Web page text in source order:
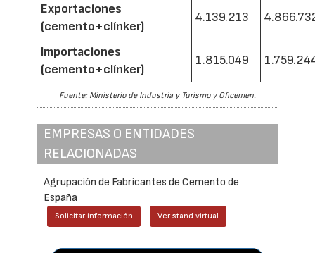
Exportaciones
(cemento+clínker)
4.139.213
Importaciones
(cemento+clínker)
1.815.049
Fuente: Ministerio de Industria y Turismo y Oficemen.
EMPRESAS O ENTIDADES
RELACIONADAS
Agrupación de Fabricantes de Cemento de
España
Solicitar información Ver stand virtual